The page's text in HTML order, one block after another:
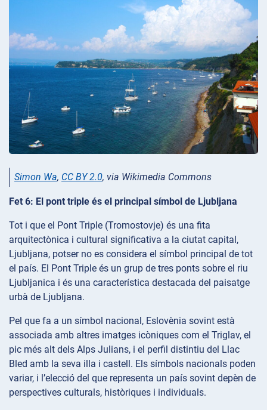
Simon Wa, CC BY 2.0, via Wikimedia Commons
Fet 6: El pont triple és el principal símbol de Ljubljana
Tot i que el Pont Triple (Tromostovje) és una fita
arquitectònica i cultural significativa a la ciutat capital,
Ljubljana, potser no es considera el símbol principal de tot
el país. El Pont Triple és un grup de tres ponts sobre el riu
Ljubljanica i és una característica destacada del paisatge
urbà de Ljubljana.
Pel que fa a un símbol nacional, Eslovènia sovint està
associada amb altres imatges icòniques com el Triglav, el
pic més alt dels Alps Julians, i el perfil distintiu del Llac
Bled amb la seva illa i castell. Els símbols nacionals poden
variar, i l’elecció del que representa un país sovint depèn de
perspectives culturals, històriques i individuals.